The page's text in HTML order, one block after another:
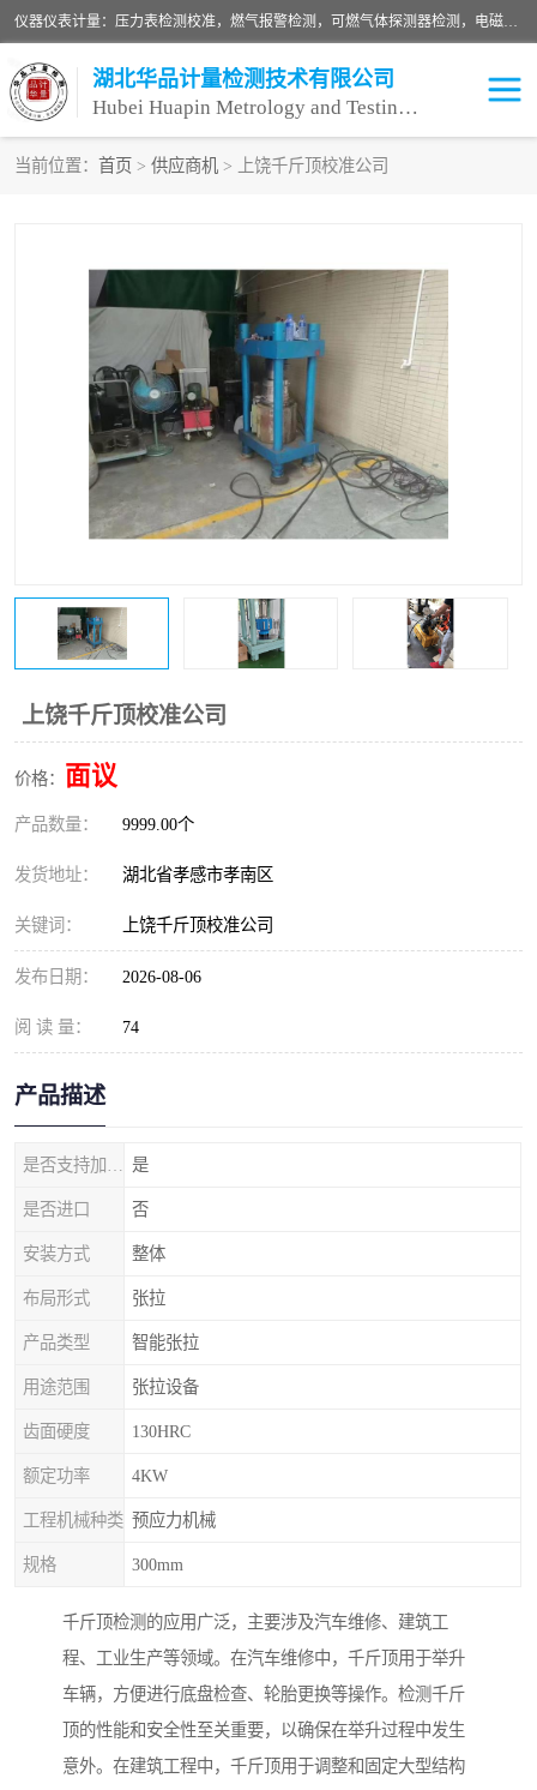
仪器仪表计量：压力表检测校准，燃气报警检测，可燃气体探测器检测，电磁流量计检测校准，明渠流量计检测，千斤顶检测标定，仪器校准，量具校准，仪表检测，仪器检测，计量设备校准；洁净室检测：洁净度检测，洁净厂房检测，无尘洁净室检测，悬浮粒子检测，*过滤器检测；安全阀校验：安全阀校验，安全阀检验，安全阀检测，安全阀年检，安全阀校正，安全阀校准；
湖北华品计量检测技术有限公司
Hubei Huapin Metrology and Testing Technology Co. , Ltd.
当前位置： 首页 > 供应商机 > 上饶千斤顶校准公司
上饶千斤顶校准公司
价格： 面议
产品数量： 9999.00个
发货地址： 湖北省孝感市孝南区
关键词： 上饶千斤顶校准公司
发布日期： 2026-08-06
阅 读 量： 74
产品描述
是
是否进口 否
安装方式 整体
布局形式 张拉
产品类型 智能张拉
用途范围 张拉设备
齿面硬度 130HRC
额定功率 4KW
工程机械种类 预应力机械
规格 300mm
千斤顶检测的应用广泛，主要涉及汽车维修、建筑工
程、工业生产等领域。在汽车维修中，千斤顶用于举升
车辆，方便进行底盘检查、轮胎更换等操作。检测千斤
顶的性能和安全性至关重要，以确保在举升过程中发生
意外。在建筑工程中，千斤顶用于调整和固定大型结构
安全阀校验 计量设备校准
设备检测 可燃气体探测器
压力表校准